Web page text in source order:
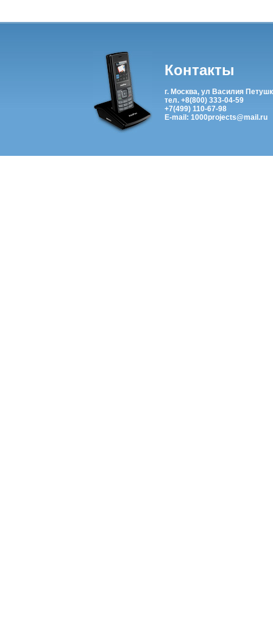
Контакты
г. Москва, ул Василия
тел. +8(800) 333-04-59
+7(499) 110-67-98
E-mail: 1000projects@mail.ru